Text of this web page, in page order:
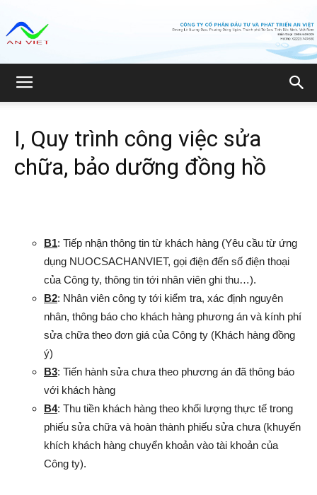
ty
tư
I, Quy trình công việc sửa
chữa, bảo dưỡng đồng hồ
B1: Tiếp nhận thông tin từ khách hàng (Yêu cầu từ ứng
dụng NUOCSACHANVIET, gọi điện đến số điện thoại
của Công ty, thông tin tới nhân viên ghi thu…).
B2: Nhân viên công ty tới kiểm tra, xác định nguyên
nhân, thông báo cho khách hàng phương án và kính phí
sửa chữa theo đơn giá của Công ty (Khách hàng đồng
ý)
B3: Tiến hành sửa chưa theo phương án đã thông báo
với khách hàng
B4: Thu tiền khách hàng theo khối lượng thực tế trong
phiếu sửa chữa và hoàn thành phiếu sửa chưa (khuyến
khích khách hàng chuyển khoản vào tài khoản của
Công ty).